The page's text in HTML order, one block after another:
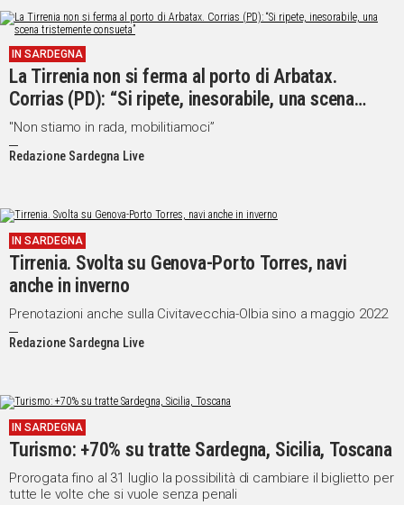
IN SARDEGNA
La Tirrenia non si ferma al porto di Arbatax.
Corrias (PD): “Si ripete, inesorabile, una scena
tristemente consueta”
"Non stiamo in rada, mobilitiamoci”
Redazione Sardegna Live
IN SARDEGNA
Tirrenia. Svolta su Genova-Porto Torres, navi
anche in inverno
Prenotazioni anche sulla Civitavecchia-Olbia sino a maggio 2022
Redazione Sardegna Live
IN SARDEGNA
Turismo: +70% su tratte Sardegna, Sicilia, Toscana
Prorogata fino al 31 luglio la possibilità di cambiare il biglietto per
tutte le volte che si vuole senza penali